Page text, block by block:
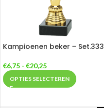
Kampioenen beker – Set.333
€6,75 - €20,25
OPTIES SELECTEREN